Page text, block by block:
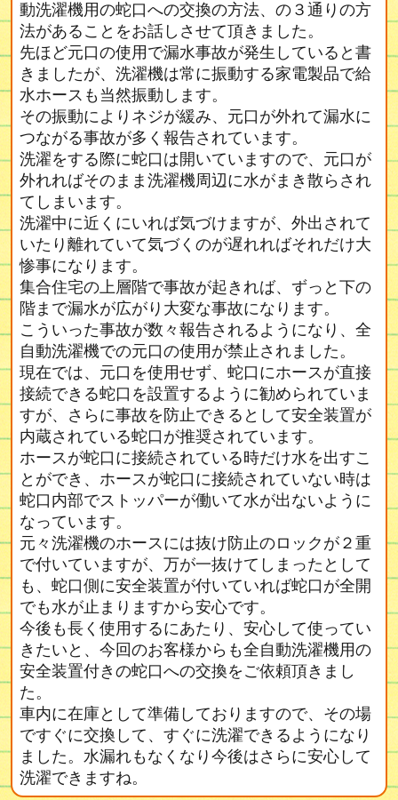
動洗濯機用の蛇口への交換の方法、の３通りの方
法があることをお話しさせて頂きました。
先ほど元口の使用で漏水事故が発生していると書
きましたが、洗濯機は常に振動する家電製品で給
水ホースも当然振動します。
その振動によりネジが緩み、元口が外れて漏水に
つながる事故が多く報告されています。
洗濯をする際に蛇口は開いていますので、元口が
外れればそのまま洗濯機周辺に水がまき散らされ
てしまいます。
洗濯中に近くにいれば気づけますが、外出されて
いたり離れていて気づくのが遅れればそれだけ大
惨事になります。
集合住宅の上層階で事故が起きれば、ずっと下の
階まで漏水が広がり大変な事故になります。
こういった事故が数々報告されるようになり、全
自動洗濯機での元口の使用が禁止されました。
現在では、元口を使用せず、蛇口にホースが直接
接続できる蛇口を設置するように勧められていま
すが、さらに事故を防止できるとして安全装置が
内蔵されている蛇口が推奨されています。
ホースが蛇口に接続されている時だけ水を出すこ
とができ、ホースが蛇口に接続されていない時は
蛇口内部でストッパーが働いて水が出ないように
なっています。
元々洗濯機のホースには抜け防止のロックが２重
で付いていますが、万が一抜けてしまったとして
も、蛇口側に安全装置が付いていれば蛇口が全開
でも水が止まりますから安心です。
今後も長く使用するにあたり、安心して使ってい
きたいと、今回のお客様からも全自動洗濯機用の
安全装置付きの蛇口への交換をご依頼頂きまし
た。
車内に在庫として準備しておりますので、その場
ですぐに交換して、すぐに洗濯できるようになり
ました。水漏れもなくなり今後はさらに安心して
洗濯できますね。